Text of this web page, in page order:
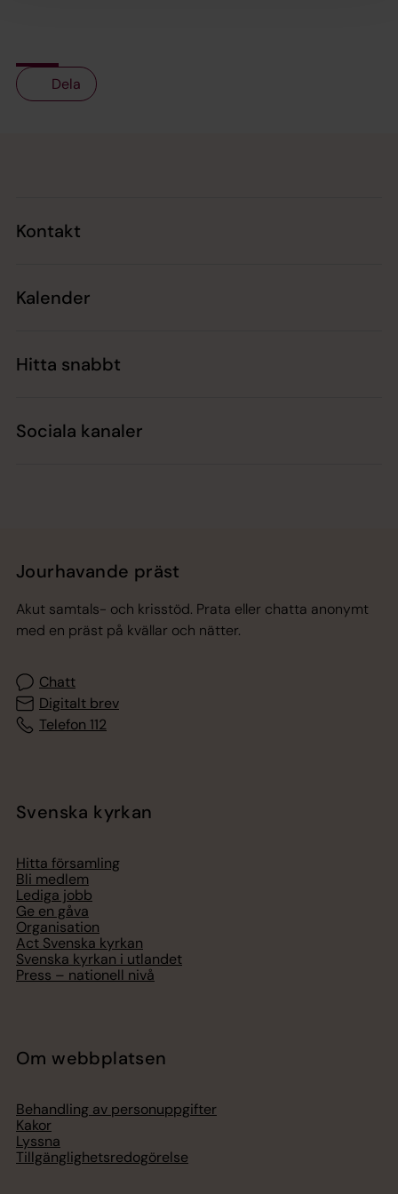
Dela
Kontakt
Kalender
Hitta snabbt
Sociala kanaler
Jourhavande präst
Akut samtals- och krisstöd. Prata eller chatta anonymt
med en präst på kvällar och nätter.
Chatt
Digitalt brev
Telefon 112
Svenska kyrkan
Hitta församling
Bli medlem
Lediga jobb
Ge en gåva
Organisation
Act Svenska kyrkan
Svenska kyrkan i utlandet
Press – nationell nivå
Om webbplatsen
Behandling av personuppgifter
Kakor
Lyssna
Tillgänglighetsredogörelse